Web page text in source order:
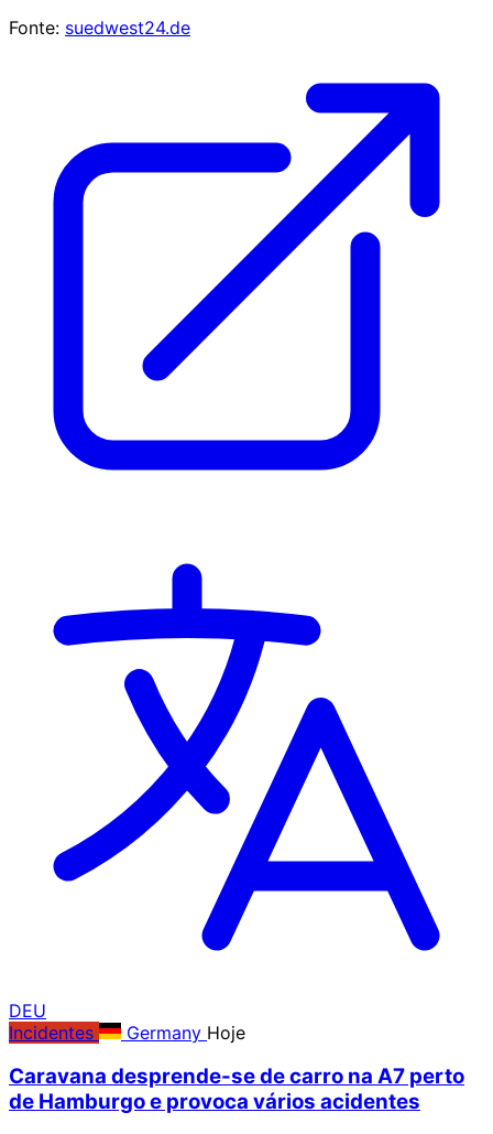
Fonte: suedwest24.de
DEU
Incidentes
Germany Hoje
Caravana desprende-se de carro na A7 perto
de Hamburgo e provoca vários acidentes